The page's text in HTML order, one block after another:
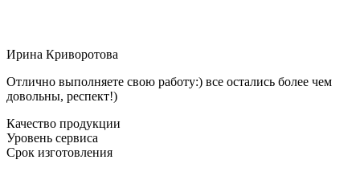
Ирина Криворотова
Отлично выполняете свою работу:) все остались более чем
довольны, респект!)
Качество продукции
Уровень сервиса
Срок изготовления